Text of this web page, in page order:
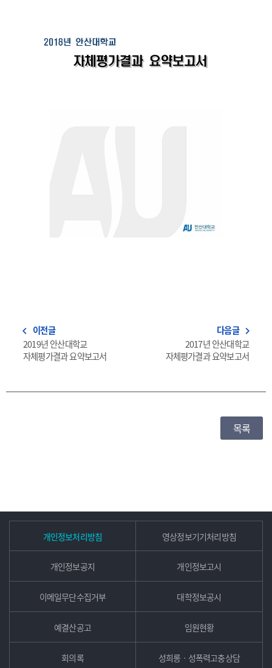
navigate_before 이전글
2019년 안산대학교
자체평가결과 요약보고서
다음글 navigate_next
2017년 안산대학교
자체평가결과 요약보고서
목록
개인정보처리방침 영상정보기기처리방침
개인정보공지 개인정보고시
이메일무단수집거부 대학정보공시
예결산공고 임원현황
회의록 성희롱ㆍ성폭력고충상담